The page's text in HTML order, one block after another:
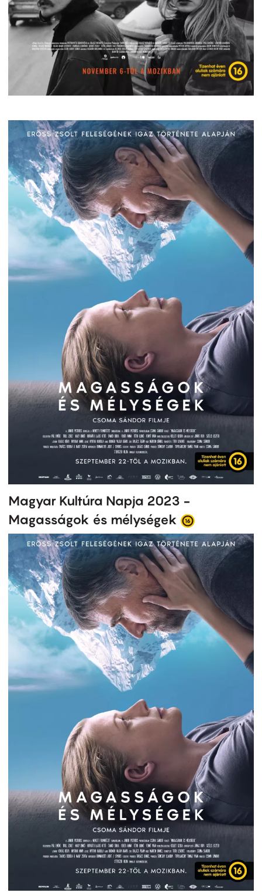
Magyar Kultúra Napja 2023 -
Magasságok és mélységek